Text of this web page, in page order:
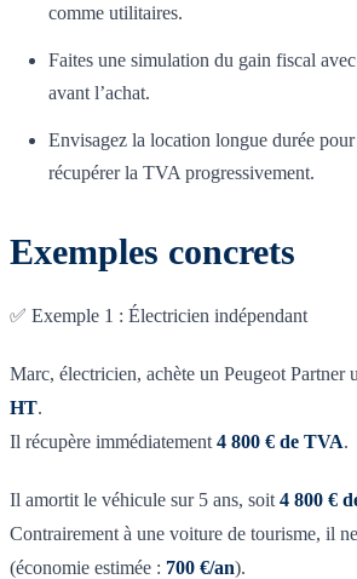
comme utilitaires.
Faites une simulation du gain fiscal
avant l’achat.
Envisagez la location longue durée pour
récupérer la TVA progressivement.
Exemples concrets
✅ Exemple 1 : Électricien indépendant
Marc, électricien, achète un Peugeot Partner
HT.
Il récupère immédiatement 4 800 € de TVA.
Il amortit le véhicule sur 5 ans, soit 4 800 €
Contrairement à une voiture de tourisme, il
(économie estimée : 700 €/an).